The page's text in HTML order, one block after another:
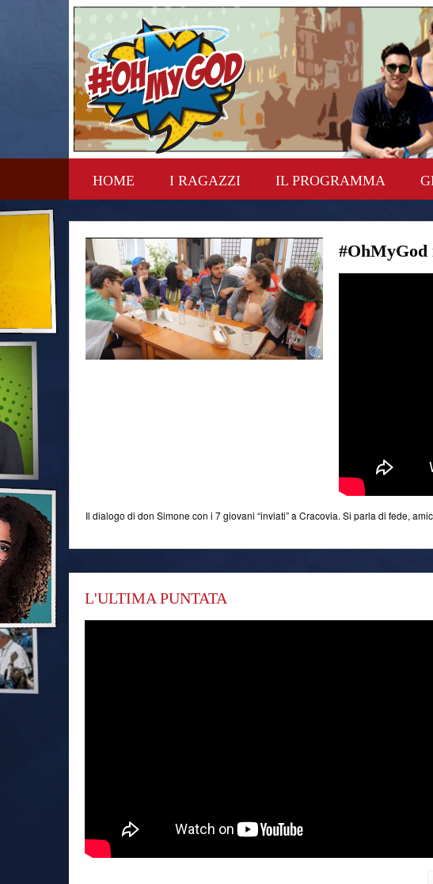
HOME I RAGAZZI IL PROGRAMMA
#OhMyGod
Il dialogo di don Simone con i 7 giovani “inviati” a Cracovia. Si parla di fede,
L'ULTIMA PUNTATA